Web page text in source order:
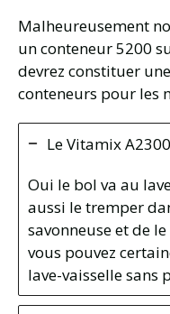
Malheureusement
un conteneur 5200
devrez constituer
conteneurs pour les
Le Vitamix
Oui le bol va au
aussi le tremper
savonneuse et de
vous pouvez
lave-vaisselle sans